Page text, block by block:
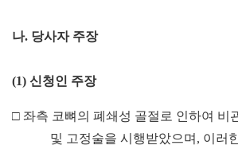
나. 당사자 주장
(1) 신청인 주장
□ 좌측 코뼈의 폐쇄성 골절로 인하여 비
및 고정술을 시행받았으며 , 이러